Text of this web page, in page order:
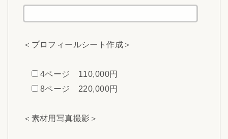
＜プロフィールシート作成＞
4ページ 110,000円
8ページ 220,000円
＜素材用写真撮影＞